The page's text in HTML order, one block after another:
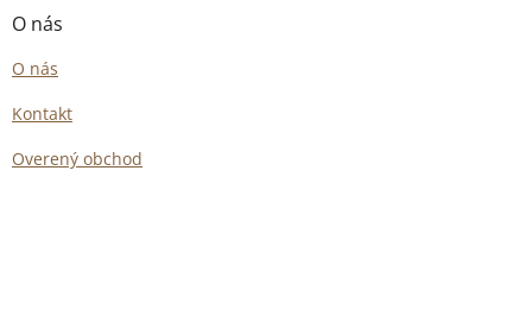
O nás
O nás
Kontakt
Overený obchod